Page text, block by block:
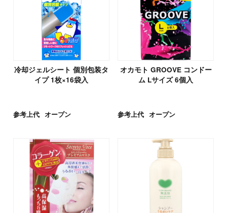
冷却ジェルシート 個別包装タ
イプ 1枚×16袋入
参考上代 オープン
オカモト GROOVE コンドー
ム Lサイズ 6個入
参考上代 オープン